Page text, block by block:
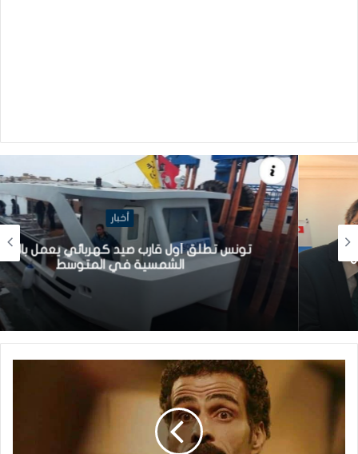
تونس تطلق أول قارب صيد كهربائي يعمل بالطاقة
الشمسية في المتوسط